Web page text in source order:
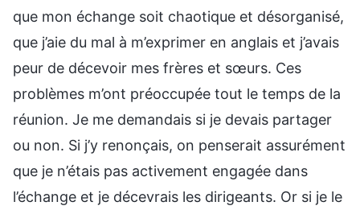
que mon échange soit chaotique et désorganisé,
que j’aie du mal à m’exprimer en anglais et j’avais
peur de décevoir mes frères et sœurs. Ces
problèmes m’ont préoccupée tout le temps de la
réunion. Je me demandais si je devais partager
ou non. Si j’y renonçais, on penserait assurément
que je n’étais pas activement engagée dans
l’échange et je décevrais les dirigeants. Or si je le